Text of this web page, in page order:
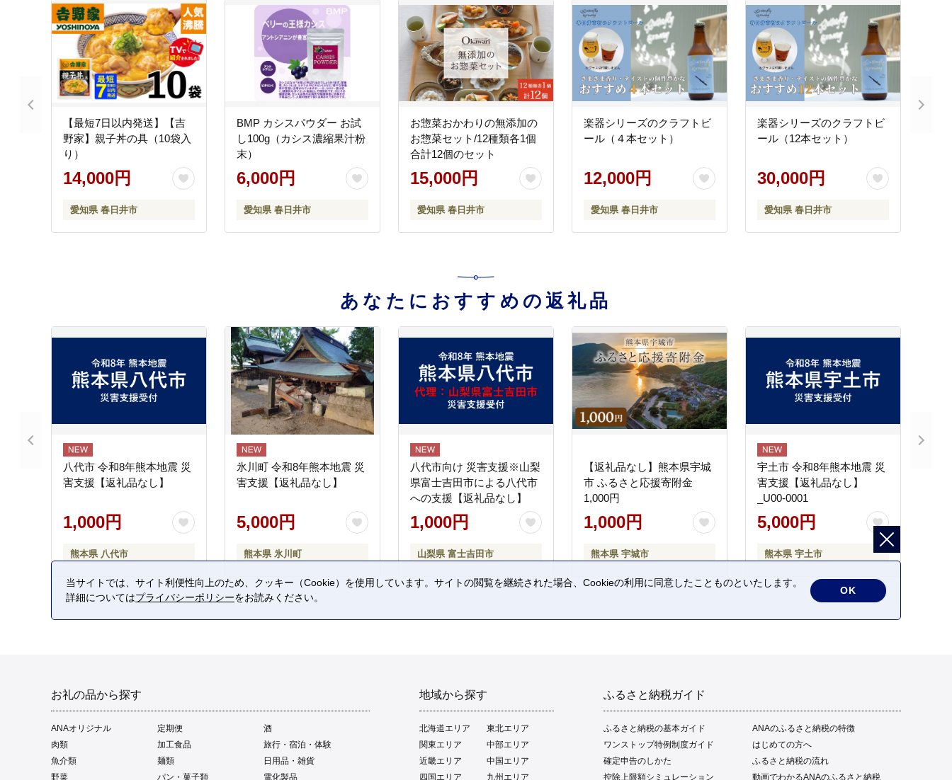
【最短7日以内発送】【吉
野家】親子丼の具（10袋入
り）
14,000円
愛知県 春日井市
BMP カシスパウダー お試
し100g（カシス濃縮果汁粉
末）
6,000円
愛知県 春日井市
お惣菜おかわりの無添加の
お惣菜セット/12種類各1個
合計12個のセット
15,000円
愛知県 春日井市
楽器シリーズのクラフトビ
ール（４本セット）
12,000円
愛知県 春日井市
楽器シリーズのクラフトビ
ール（12本セット）
30,000円
愛知県 春日井市
あなたにおすすめの返礼品
八代市 令和8年熊本地震 災
害支援【返礼品なし】
1,000円
熊本県 八代市
氷川町 令和8年熊本地震 災
害支援【返礼品なし】
5,000円
熊本県 氷川町
八代市向け 災害支援※山梨
県富士吉田市による八代市
への支援【返礼品なし】
1,000円
山梨県 富士吉田市
【返礼品なし】熊本県宇城
市 ふるさと応援寄附金
1,000円
1,000円
熊本県 宇城市
宇土市 令和8年熊本地震 災
害支援【返礼品なし】
_U00-0001
5,000円
熊本県 宇土市
お礼の品から探す
ANAオリジナル 定期便
酒
肉類
加工食品
旅行・宿泊・体験
魚介類
麺類
日用品・雑貨
野菜
パン・菓子類 電化製品
地域から探す
北海道エリア
東北エリア
関東エリア
中部エリア
近畿エリア
中国エリア
四国エリア
九州エリア
ふるさと納税ガイド
ふるさと納税の基本ガイド
ANAのふるさと納税の特徴
ワンストップ特例制度ガイド
はじめての方へ
確定申告のしかた
ふるさと納税の流れ
控除上限額シミュレーション
動画でわかるANAのふるさと納税
当サイトでは、サイト利便性向上のため、クッキー（Cookie）を使用しています。サイトの閲覧を継続された場合、Cookieの利用に同意したことものといたします。
詳細についてはプライバシーポリシーをお読みください。
OK